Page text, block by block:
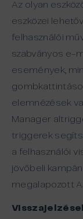
Az olyan
eszközei
felhasználói
szabványos e-
események,
elemnézések
Manager
triggerek
a felhasználói
jövőbeli
megalapozott